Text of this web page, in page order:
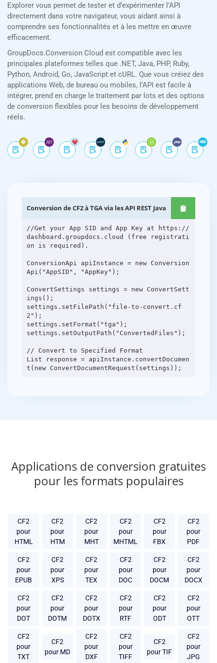
Explorer vous permet de tester et d’expérimenter l’API
directement dans votre navigateur, vous aidant ainsi à
comprendre ses fonctionnalités et à les mettre en œuvre
efficacement.
GroupDocs.Conversion Cloud est compatible avec les
principales plateformes telles que .NET, Java, PHP, Ruby,
Python, Android, Go, JavaScript et cURL. Que vous créiez des
applications Web, de bureau ou mobiles, l’API est facile à
intégrer, prend en charge le traitement par lots et des options
de conversion flexibles pour les besoins de développement
réels.
Conversion de CF2 à TGA via les API REST Java
//Get your App SID and App Key at https://
dashboard.groupdocs.cloud (free registrati
on is required).
ConversionApi apiInstance = new Conversion
Api("AppSID", "AppKey");
ConvertSettings settings = new ConvertSett
ings();
settings.setFilePath("file-to-convert.cf
2");
settings.setFormat("tga");
settings.setOutputPath("ConvertedFiles");
// Convert to Specified Format
List response = apiInstance.convertDocumen
Applications de conversion gratuites
pour les formats populaires
CF2
pour
HTML
CF2
pour
HTM
CF2
pour
MHT
CF2
pour
MHTML
CF2
pour
FBX
CF2
pour
PDF
CF2
pour
EPUB
CF2
pour
XPS
CF2
pour
TEX
CF2
pour
DOC
CF2
pour
DOCM
CF2
pour
DOCX
CF2
pour
DOT
CF2
pour
DOTM
CF2
pour
DOTX
CF2
pour
RTF
CF2
pour
ODT
CF2
pour
OTT
CF2
pour
TXT
CF2
pour MD
CF2
pour
DXF
CF2
pour
TIFF
CF2
pour TIF
CF2
pour
JPG